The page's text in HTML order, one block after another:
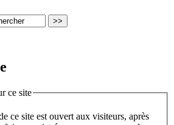
ce site
est ouvert aux visiteurs, après